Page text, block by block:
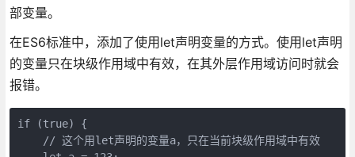
部变量。
在ES6标准中，添加了使用let声明变量的方式。使用let声明
的变量只在块级作用域中有效，在其外层作用域访问时就会
报错。
if (true) {
    // 这个用let声明的变量a，只在当前块级作用域中有效